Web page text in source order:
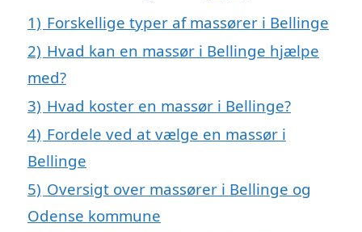
1) Forskellige typer af massører i Bellinge
2) Hvad kan en massør i Bellinge hjælpe
med?
3) Hvad koster en massør i Bellinge?
4) Fordele ved at vælge en massør i
Bellinge
5) Oversigt over massører i Bellinge og
Odense kommune